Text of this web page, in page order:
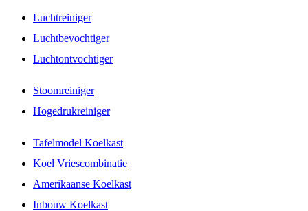
Luchtreiniger
Luchtbevochtiger
Luchtontvochtiger
Stoomreiniger
Hogedrukreiniger
Tafelmodel Koelkast
Koel Vriescombinatie
Amerikaanse Koelkast
Inbouw Koelkast